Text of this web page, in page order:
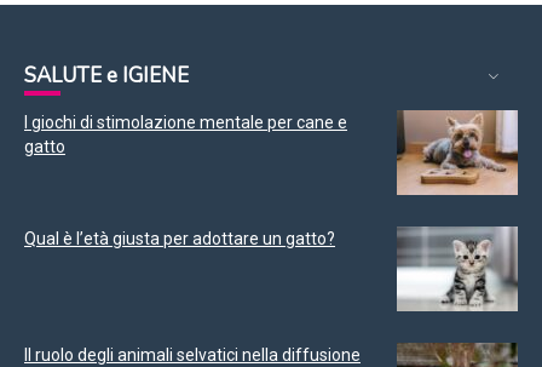
SALUTE e IGIENE
I giochi di stimolazione mentale per cane e
gatto
Qual è l’età giusta per adottare un gatto?
Il ruolo degli animali selvatici nella diffusione